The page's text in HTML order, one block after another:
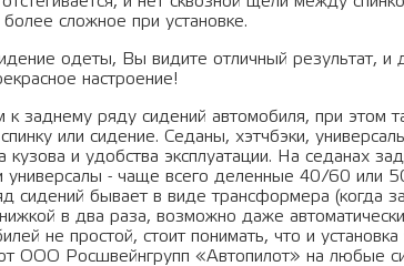
сложное при установке.
одеты, Вы видите отличный результат,
настроение!
к заднему ряду сидений автомобиля, при этом
или сидение. Седаны, хэтчбэки,
кузова и удобства эксплуатации. На седанах
универсалы - чаще всего деленные 40/60 или
сидений бывает в виде трансформера (когда
в два раза, возможно даже
не простой, стоит понимать, что и
ООО Росшвейнгрупп «Автопилот» на любые